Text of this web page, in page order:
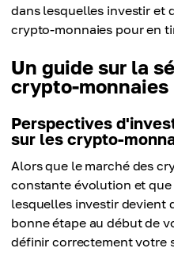
dans lesquelles investir et
crypto-monnaies pour en
Un guide sur la
crypto-
Perspectives
sur les crypto-
Alors que le marché des
constante évolution et
lesquelles investir devient
bonne étape au début de
définir correctement votre